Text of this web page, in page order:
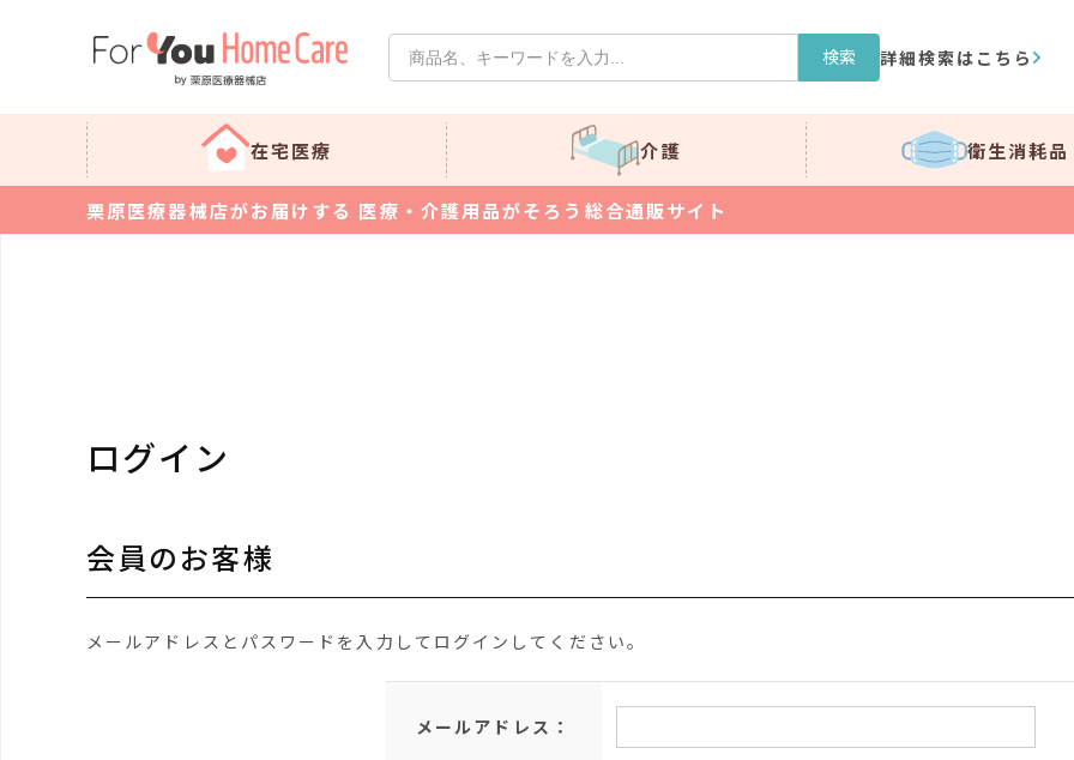
検索 詳細検索はこちら
在宅医療 介護 衛生消耗品
栗原医療器械店がお届けする 医療・介護用品がそろう総合通販サイト
ログイン
会員のお客様
メールアドレスとパスワードを入力してログインしてください。
メールアドレス：